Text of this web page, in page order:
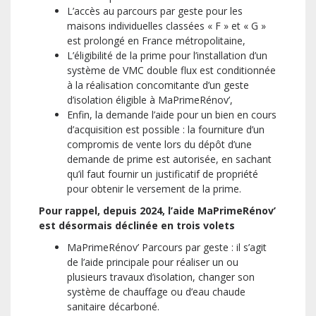
L’accès au parcours par geste pour les
maisons individuelles classées « F » et « G »
est prolongé en France métropolitaine,
L’éligibilité de la prime pour l’installation d’un
système de VMC double flux est conditionnée
à la réalisation concomitante d’un geste
d’isolation éligible à MaPrimeRénov’,
Enfin, la demande l’aide pour un bien en cours
d’acquisition est possible : la fourniture d’un
compromis de vente lors du dépôt d’une
demande de prime est autorisée, en sachant
qu’il faut fournir un justificatif de propriété
pour obtenir le versement de la prime.
Pour rappel, depuis 2024, l’aide MaPrimeRénov’
est désormais déclinée en trois volets
MaPrimeRénov’ Parcours par geste : il s’agit
de l’aide principale pour réaliser un ou
plusieurs travaux d’isolation, changer son
système de chauffage ou d’eau chaude
sanitaire décarboné.